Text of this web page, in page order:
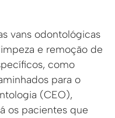
vans odontológicas
e remoção de
como
para o
(CEO),
os pacientes que